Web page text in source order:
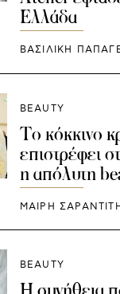
Ελλάδα
ΒΑΣΙΛΙΚΗ
BEAUTY
Το κόκκινο
επιστρέφει
η απόλυτη
ΜΑΊΡΗ
BEAUTY